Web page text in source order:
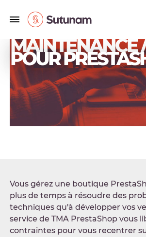
MAINTENANCE
POUR
Vous gérez une boutique
plus de temps à résoudre des
techniques qu'à développer vos
service de TMA PrestaShop vous
contraintes pour vous recentrer